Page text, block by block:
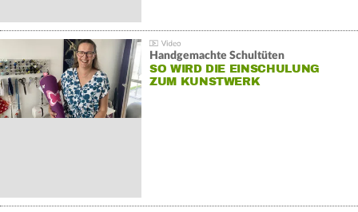
Handgemachte Schultüten
SO WIRD DIE EINSCHULUNG
ZUM KUNSTWERK